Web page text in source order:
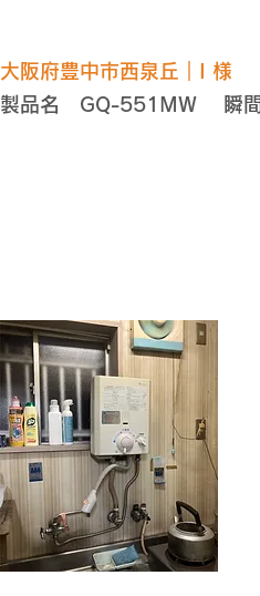
​大阪府豊中市西泉丘｜I 様
製品名 GQ-551MW 瞬間